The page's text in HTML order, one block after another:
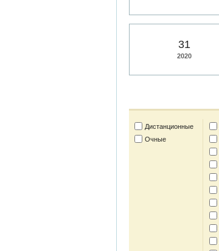
31
2020
Дистанционные
Очные